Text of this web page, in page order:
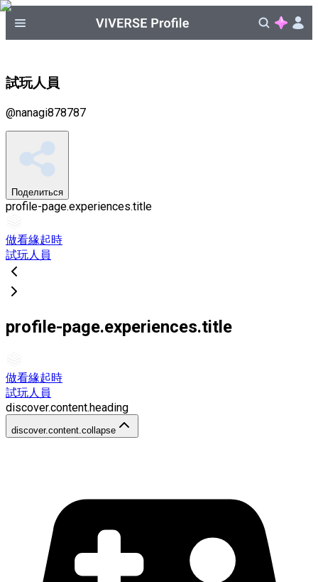
試玩人員
@nanagi878787
Поделиться
profile-page.experiences.title
做看緣起時
試玩人員
profile-page.experiences.title
做看緣起時
試玩人員
discover.content.heading
discover.content.collapse